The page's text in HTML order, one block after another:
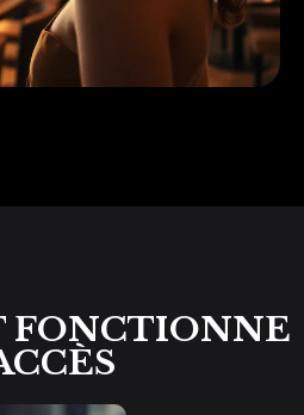
FONCTIONNE